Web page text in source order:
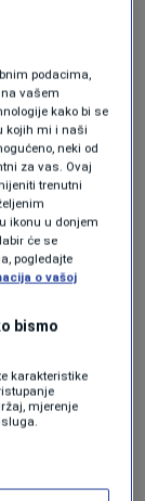
OVOME?
podacima,
vašem
kako bi se
kojih mi i naši
neki od
za vas. Ovaj
trenutni
ikonu u donjem
će se
pogledajte
o vašoj
bismo
karakteristike
mjerenje